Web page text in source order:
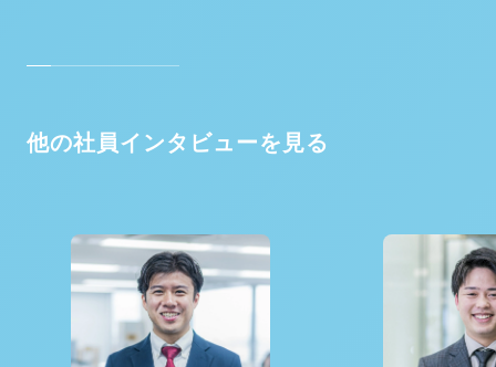
他の社員インタビューを見る